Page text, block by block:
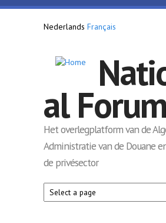
Overslaan en naar de inhoud gaan
Nederlands Français
al Forum
Het overlegplatform van de
Administratie van de Douane
de privésector